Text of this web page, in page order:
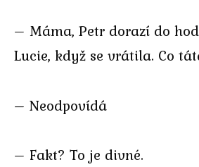
– Máma, Petr dorazí do
Lucie, když se vrátila. Co
– Neodpovídá
– Fakt? To je divné.